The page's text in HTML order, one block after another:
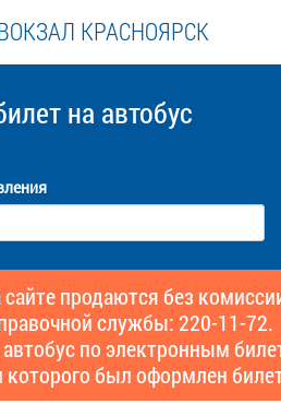
КРАСНОЯРСК
на автобус
продаются без
службы: 220-11-72.
по электронным
которого был оформлен